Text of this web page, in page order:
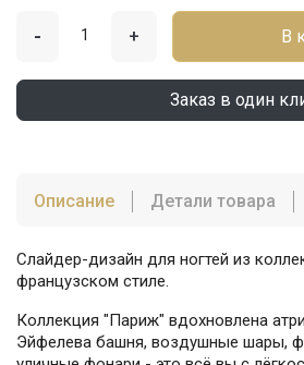
- + В
Заказ в один
Описание Детали товара
Слайдер-дизайн для ногтей из
французском стиле.
Коллекция "Париж" вдохновлена
Эйфелева башня, воздушные шары,